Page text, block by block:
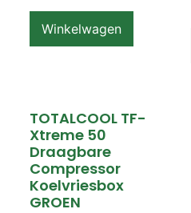
Winkelwagen
TOTALCOOL TF-
Xtreme 50
Draagbare
Compressor
Koelvriesbox
GROEN